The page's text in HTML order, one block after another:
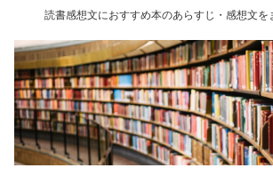
読書感想文におすすめ本のあらすじ・感想文を